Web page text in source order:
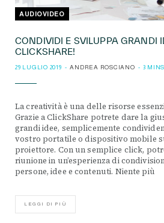
AUDIOVIDEO
CONDIVIDI E SVILUPPA GRANDI
CLICKSHARE!
29 LUGLIO 2019 ANDREA ROSCIANO 3
La creatività è una delle risorse
Grazie a ClickShare potrete dare la
grandi idee, semplicemente
vostro portatile o dispositivo mobile
proiettore. Con un semplice click,
riunione in un’esperienza di
persone, idee e contenuti. Niente più
LEGGI DI PIÙ